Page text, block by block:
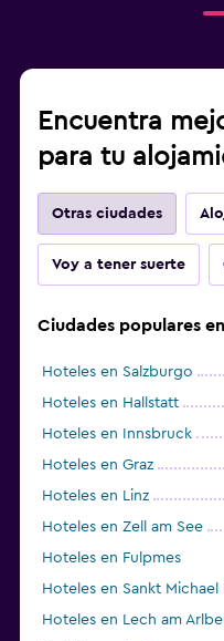
Encuentra
para tu
Otras ciudades
Voy a tener suerte
Ciudades populares
Hoteles en Salzburgo
Hoteles en Hallstatt
Hoteles en Innsbruck
Hoteles en Graz
Hoteles en Linz
Hoteles en Zell am See
Hoteles en Fulpmes
Hoteles en Sankt Michael
Hoteles en Lech am